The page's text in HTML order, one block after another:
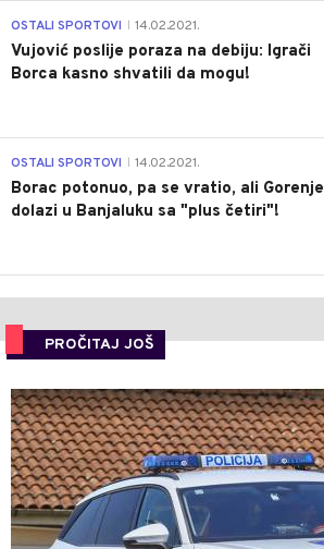
OSTALI SPORTOVI 14.02.2021.
Vujović poslije poraza na debiju: Igrači
Borca kasno shvatili da mogu!
OSTALI SPORTOVI 14.02.2021.
Borac potonuo, pa se vratio, ali Gorenje
dolazi u Banjaluku sa "plus četiri"!
PROČITAJ JOŠ